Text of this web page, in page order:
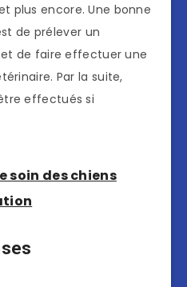
plus encore. Une bonne
de prélever un
de faire effectuer une
Par la suite,
effectués si
soin des chiens